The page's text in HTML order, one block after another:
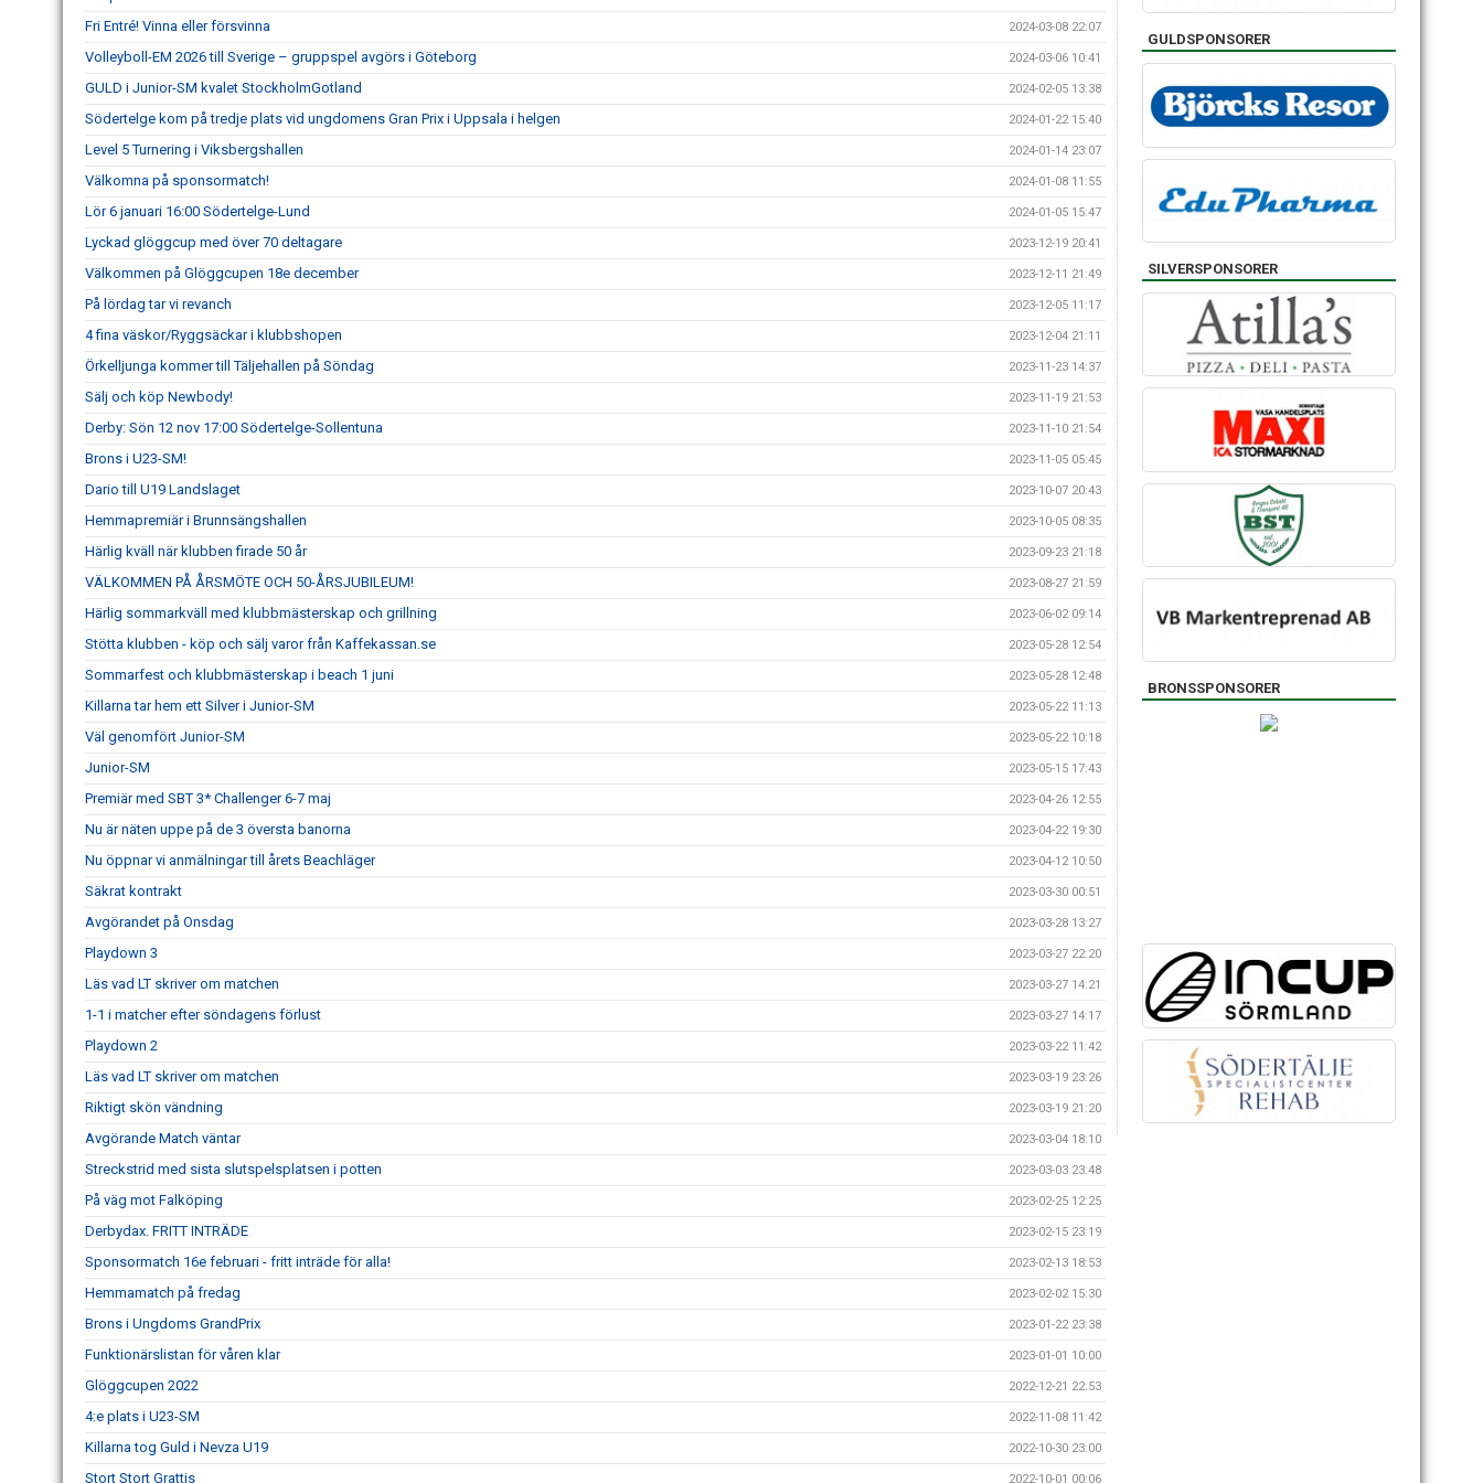
Fri Entré! Vinna eller försvinna 2024-03-08 22:07
Volleyboll-EM 2026 till Sverige – gruppspel avgörs i Göteborg 2024-03-06 10:41
GULD i Junior-SM kvalet StockholmGotland 2024-02-05 13:38
Södertelge kom på tredje plats vid ungdomens Gran Prix i Uppsala i helgen 2024-01-22 15:40
Level 5 Turnering i Viksbergshallen 2024-01-14 23:07
Välkomna på sponsormatch! 2024-01-08 11:55
Lör 6 januari 16:00 Södertelge-Lund 2024-01-05 15:47
Lyckad glöggcup med över 70 deltagare 2023-12-19 20:41
Välkommen på Glöggcupen 18e december 2023-12-11 21:49
På lördag tar vi revanch 2023-12-05 11:17
4 fina väskor/Ryggsäckar i klubbshopen 2023-12-04 21:11
Örkelljunga kommer till Täljehallen på Söndag 2023-11-23 14:37
Sälj och köp Newbody! 2023-11-19 21:53
Derby: Sön 12 nov 17:00 Södertelge-Sollentuna 2023-11-10 21:54
Brons i U23-SM! 2023-11-05 05:45
Dario till U19 Landslaget 2023-10-07 20:43
Hemmapremiär i Brunnsängshallen 2023-10-05 08:35
Härlig kväll när klubben firade 50 år 2023-09-23 21:18
VÄLKOMMEN PÅ ÅRSMÖTE OCH 50-ÅRSJUBILEUM! 2023-08-27 21:59
Härlig sommarkväll med klubbmästerskap och grillning 2023-06-02 09:14
Stötta klubben - köp och sälj varor från Kaffekassan.se 2023-05-28 12:54
Sommarfest och klubbmästerskap i beach 1 juni 2023-05-28 12:48
Killarna tar hem ett Silver i Junior-SM 2023-05-22 11:13
Väl genomfört Junior-SM 2023-05-22 10:18
Junior-SM 2023-05-15 17:43
Premiär med SBT 3* Challenger 6-7 maj 2023-04-26 12:55
Nu är näten uppe på de 3 översta banorna 2023-04-22 19:30
Nu öppnar vi anmälningar till årets Beachläger 2023-04-12 10:50
Säkrat kontrakt 2023-03-30 00:51
Avgörandet på Onsdag 2023-03-28 13:27
Playdown 3 2023-03-27 22:20
Läs vad LT skriver om matchen 2023-03-27 14:21
1-1 i matcher efter söndagens förlust 2023-03-27 14:17
Playdown 2 2023-03-22 11:42
Läs vad LT skriver om matchen 2023-03-19 23:26
Riktigt skön vändning 2023-03-19 21:20
Avgörande Match väntar 2023-03-04 18:10
Streckstrid med sista slutspelsplatsen i potten 2023-03-03 23:48
På väg mot Falköping 2023-02-25 12:25
Derbydax. FRITT INTRÄDE 2023-02-15 23:19
Sponsormatch 16e februari - fritt inträde för alla! 2023-02-13 18:53
Hemmamatch på fredag 2023-02-02 15:30
Brons i Ungdoms GrandPrix 2023-01-22 23:38
Funktionärslistan för våren klar 2023-01-01 10:00
Glöggcupen 2022 2022-12-21 22:53
4:e plats i U23-SM 2022-11-08 11:42
Killarna tog Guld i Nevza U19 2022-10-30 23:00
Stort Stort Grattis 2022-10-01 00:06
GULDSPONSORER
SILVERSPONSORER
BRONSSPONSORER